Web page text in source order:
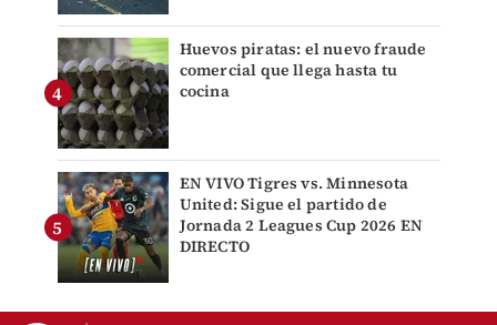
Huevos piratas: el nuevo fraude
comercial que llega hasta tu
cocina
EN VIVO Tigres vs. Minnesota
United: Sigue el partido de
Jornada 2 Leagues Cup 2026 EN
DIRECTO